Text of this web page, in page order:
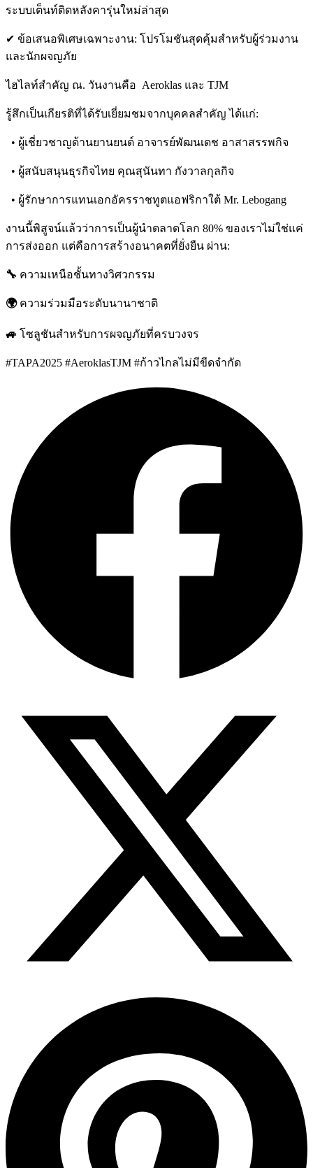
ระบบเต็นท์ติดหลังคารุ่นใหม่ล่าสุด
✔ ข้อเสนอพิเศษเฉพาะงาน: โปรโมชันสุดคุ้มสำหรับผู้ร่วมงาน
และนักผจญภัย
ไฮไลท์สำคัญ ณ. วันงานคือ Aeroklas และ TJM
รู้สึกเป็นเกียรติที่ได้รับเยี่ยมชมจากบุคคลสำคัญ ได้แก่:
• ผู้เชี่ยวชาญด้านยานยนต์ อาจารย์พัฒนเดช อาสาสรรพกิจ
• ผู้สนับสนุนธุรกิจไทย คุณสุนันทา กังวาลกุลกิจ
• ผู้รักษาการแทนเอกอัครราชทูตแอฟริกาใต้ Mr. Lebogang
งานนี้พิสูจน์แล้วว่าการเป็นผู้นำตลาดโลก 80% ของเราไม่ใช่แค่
การส่งออก แต่คือการสร้างอนาคตที่ยั่งยืน ผ่าน:
🔧 ความเหนือชั้นทางวิศวกรรม
🌍 ความร่วมมือระดับนานาชาติ
🚙 โซลูชันสำหรับการผจญภัยที่ครบวงจร
#TAPA2025 #AeroklasTJM #ก้าวไกลไม่มีขีดจำกัด